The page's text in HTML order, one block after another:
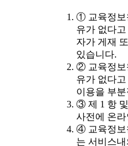
① 교육정보
유가 없다
자가 게재
있습니다.
② 교육정보
유가 없다
이용을 부
③ 제 1 항
사전에 온
④ 교육정보
는 서비스